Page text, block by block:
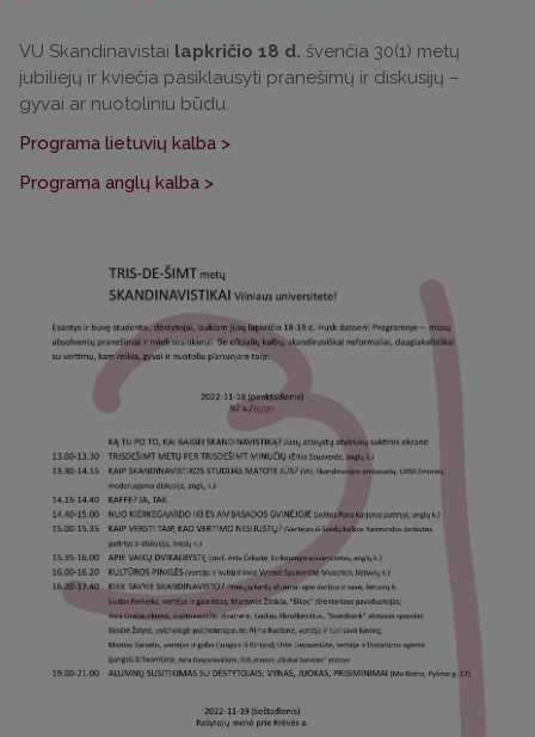
VU Skandinavistai lapkričio 18 d. švenčia 30(1) metų
jubiliejų ir kviečia pasiklausyti pranešimų ir diskusijų –
gyvai ar nuotoliniu būdu.
Programa lietuvių kalba >
Programa anglų kalba >